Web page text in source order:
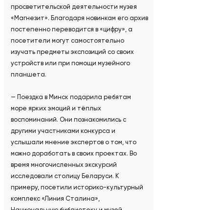
просветительской деятельности музея
«Магнезит». Благодаря новинкам его архив
постепенно переводится в «цифру», а
посетители могут самостоятельно
изучать предметы экспозиций со своих
устройств или при помощи музейного
планшета.
— Поездка в Минск подарила ребятам
море ярких эмоций и тёплых
воспоминаний. Они познакомились с
другими участниками конкурса и
услышали мнение экспертов о том, что
можно доработать в своих проектах. Во
время многочисленных экскурсий
исследовали столицу Беларуси. К
примеру, посетили историко-культурный
комплекс «Линия Сталина»,